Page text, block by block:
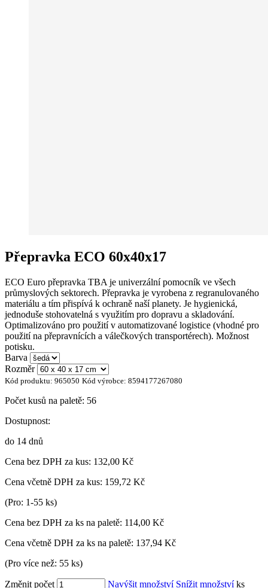
Přepravka ECO 60x40x17
ECO Euro přepravka TBA je univerzální pomocník ve všech
průmyslových sektorech. Přepravka je vyrobena z regranulovaného
materiálu a tím přispívá k ochraně naší planety. Je hygienická,
jednoduše stohovatelná s využitím pro dopravu a skladování.
Optimalizováno pro použití v automatizované logistice (vhodné pro
použití na přepravnících a válečkových transportérech). Možnost
potisku.
Barva
Rozměr
Kód produktu: 965050 Kód výrobce: 8594177267080
Počet kusů na paletě: 56
Dostupnost:
do 14 dnů
Cena bez DPH za kus: 132,00 Kč
Cena včetně DPH za kus: 159,72 Kč
(Pro: 1-55 ks)
Cena bez DPH za ks na paletě: 114,00 Kč
Cena včetně DPH za ks na paletě: 137,94 Kč
(Pro více než: 55 ks)
Změnit počet Navýšit množství Snížit množstvíks